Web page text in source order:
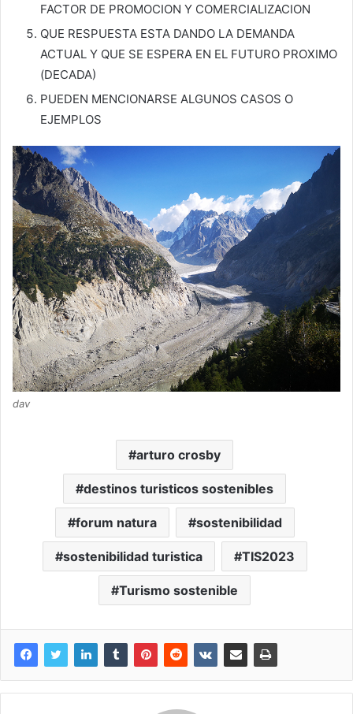
FACTOR DE PROMOCION Y COMERCIALIZACION
QUE RESPUESTA ESTA DANDO LA DEMANDA
ACTUAL Y QUE SE ESPERA EN EL FUTURO PROXIMO
(DECADA)
PUEDEN MENCIONARSE ALGUNOS CASOS O
EJEMPLOS
dav
arturo crosby
destinos turisticos sostenibles
forum natura sostenibilidad
sostenibilidad turistica TIS2023
Turismo sostenible